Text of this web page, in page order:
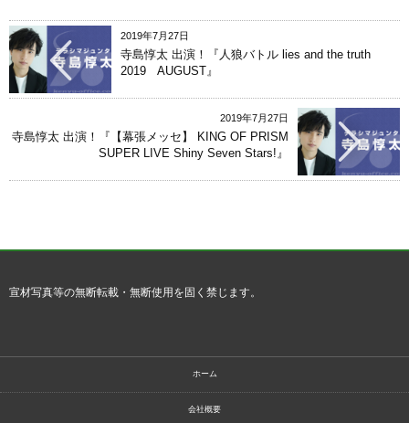
2019年7月27日
寺島惇太 出演！『人狼バトル lies and the truth
2019 AUGUST』
2019年7月27日
寺島惇太 出演！『【幕張メッセ】 KING OF PRISM
SUPER LIVE Shiny Seven Stars!』
宣材写真等の無断転載・無断使用を固く禁じます。
ホーム
会社概要